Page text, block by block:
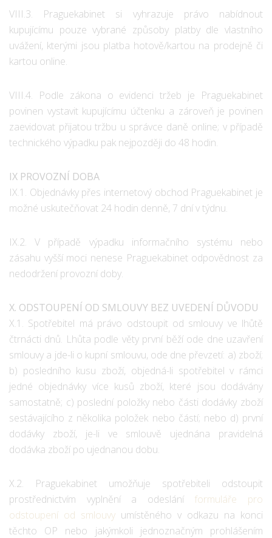
VIII.3. Praguekabinet si vyhrazuje právo nabídnout
kupujícímu pouze vybrané způsoby platby dle vlastního
uvážení, kterými jsou platba hotově/kartou na prodejně či
kartou online.
VIII.4. Podle zákona o evidenci tržeb je Praguekabinet
povinen vystavit kupujícímu účtenku a zároveň je povinen
zaevidovat přijatou tržbu u správce daně online; v případě
technického výpadku pak nejpozději do 48 hodin.
IX PROVOZNÍ DOBA
IX.1. Objednávky přes internetový obchod Praguekabinet je
možné uskutečňovat 24 hodin denně, 7 dní v týdnu.
IX.2. V případě výpadku informačního systému nebo
zásahu vyšší moci nenese Praguekabinet odpovědnost za
nedodržení provozní doby.
X. ODSTOUPENÍ OD SMLOUVY BEZ UVEDENÍ DŮVODU
X.1. Spotřebitel má právo odstoupit od smlouvy ve lhůtě
čtrnácti dnů. Lhůta podle věty první běží ode dne uzavření
smlouvy a jde-li o kupní smlouvu, ode dne převzetí: a) zboží;
b) posledního kusu zboží, objedná-li spotřebitel v rámci
jedné objednávky více kusů zboží, které jsou dodávány
samostatně; c) poslední položky nebo části dodávky zboží
sestávajícího z několika položek nebo částí; nebo d) první
dodávky zboží, je-li ve smlouvě ujednána pravidelná
dodávka zboží po ujednanou dobu.
X.2. Praguekabinet umožňuje spotřebiteli odstoupit
prostřednictvím vyplnění a odeslání formuláře pro
odstoupení od smlouvy umístěného v odkazu na konci
těchto OP nebo jakýmkoli jednoznačným prohlášením